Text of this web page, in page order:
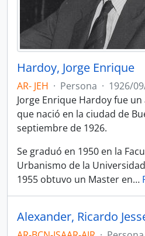
Hardoy, Jorge Enrique
AR- JEH · Persona · 1926/
Jorge Enrique Hardoy fue
que nació en la ciudad de
septiembre de 1926.
Se graduó en 1950 en la
Urbanismo de la
1955 obtuvo un Master en…
Alexander, Ricardo